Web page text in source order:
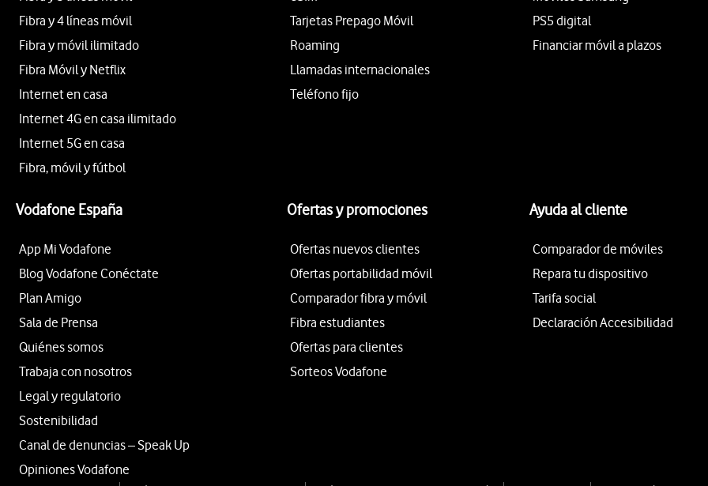
Fibra y 4 líneas móvil
Fibra y móvil ilimitado
Fibra Móvil y Netflix
Internet en casa
Internet 4G en casa ilimitado
Internet 5G en casa
Fibra, móvil y fútbol
Tarjetas Prepago Móvil
Roaming
Llamadas internacionales
Teléfono fijo
PS5 digital
Financiar móvil a plazos
Vodafone España
App Mi Vodafone
Blog Vodafone Conéctate
Plan Amigo
Sala de Prensa
Quiénes somos
Trabaja con nosotros
Legal y regulatorio
Sostenibilidad
Canal de denuncias – Speak Up
Opiniones Vodafone
Ofertas y promociones
Ofertas nuevos clientes
Ofertas portabilidad móvil
Comparador fibra y móvil
Fibra estudiantes
Ofertas para clientes
Sorteos Vodafone
Ayuda al cliente
Comparador de móviles
Repara tu dispositivo
Tarifa social
Declaración Accesibilidad